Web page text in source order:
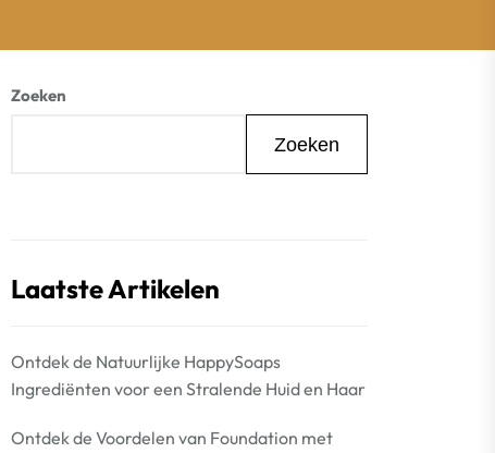
Zoeken
Zoeken
Laatste Artikelen
Ontdek de Natuurlijke HappySoaps
Ingrediënten voor een Stralende Huid en Haar
Ontdek de Voordelen van Foundation met